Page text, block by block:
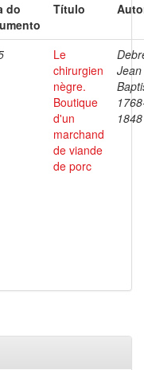
do
Título
Le
chirurgien
nègre.
Boutique
d'un
marchand
de viande
de porc
Jean
1848